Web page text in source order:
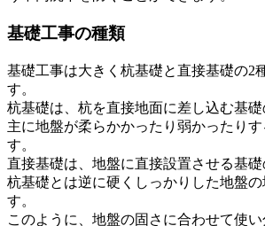
基礎工事の種類
基礎工事は大きく杭基礎と直接基礎の2
す。
杭基礎は、杭を直接地面に差し込む基礎
主に地盤が柔らかかったり弱かったり
す。
直接基礎は、地盤に直接設置させる基礎
杭基礎とは逆に硬くしっかりした地盤の
す。
このように、地盤の固さに合わせて使